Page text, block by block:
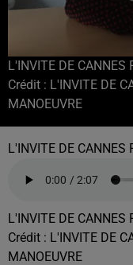
L'INVITE DE CANNES
Crédit : L'INVITE DE
MANOEUVRE
L'INVITE DE CANNES
L'INVITE DE CANNES
Crédit : L'INVITE DE
MANOEUVRE